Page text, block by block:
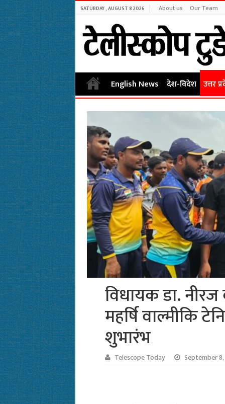
SATURDAY , AUGUST 8 2026 About us Our Team
English News देश-विदेश उत्तर
विधायक डा.
महर्षि वाल्मीकि
शुभारंभ
Telescope Today September